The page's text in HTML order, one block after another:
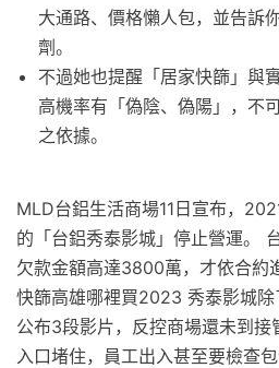
大通路、價格懶人包，並告訴
劑。
不過她也提醒「居家快篩」與
高機率有「偽陰、偽陽」，不
之依據。
MLD台鋁生活商場11日宣布，
的「台鋁秀泰影城」停止營運。
欠款金額高達3800萬，才依合約
快篩高雄哪裡買2023 秀泰影城
公布3段影片，反控商場還未到接
入口堵住，員工出入甚至要檢查